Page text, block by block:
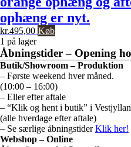
ophæng er nyt.
kr.495,00 Køb
1 på lager
Åbningstider – Opening
Butik/Showroom – Produktion
– Første weekend hver måned.
(10:00 – 16:00)
– Eller efter aftale
– “Klik og hent i butik” i
(alle hverdage efter aftale)
– Se særlige åbningstiderKlik her!
Webshop – Online